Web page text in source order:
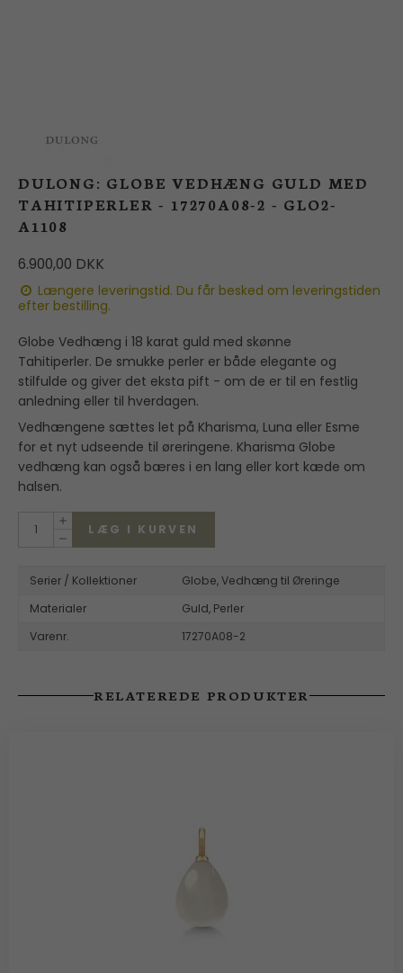
DULONG: GLOBE VEDHÆNG GULD MED
TAHITIPERLER - 17270A08-2 - GLO2-
A1108
6.900,00 DKK
Længere leveringstid. Du får besked om leveringstiden
efter bestilling.
Globe Vedhæng i 18 karat guld med skønne
Tahitiperler. De smukke perler er både elegante og
stilfulde og giver det eksta pift - om de er til en festlig
anledning eller til hverdagen.
Vedhængene sættes let på Kharisma, Luna eller Esme
for et nyt udseende til øreringene. Kharisma Globe
vedhæng kan også bæres i en lang eller kort kæde om
halsen.
LÆG I KURVEN
Serier / Kollektioner Globe,Vedhæng til Øreringe
Materialer
Guld, Perler
Varenr.
17270A08-2
RELATEREDE PRODUKTER